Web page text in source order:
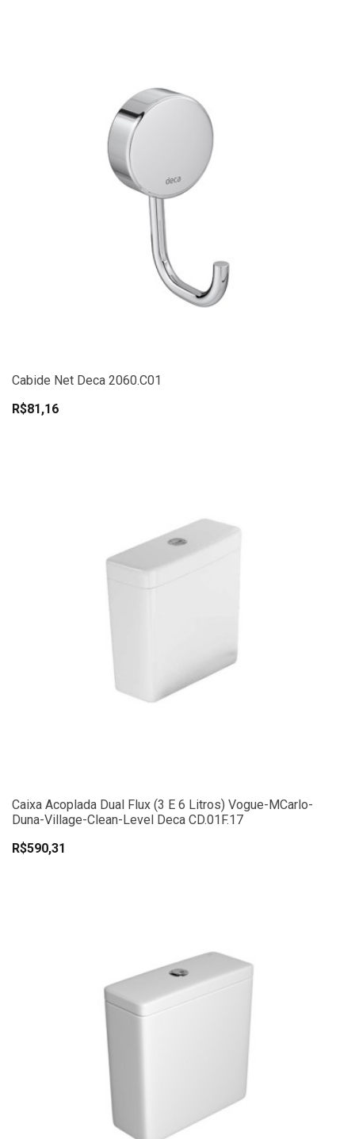
Cabide Net Deca 2060.C01
R$81,16
Caixa Acoplada Dual Flux (3 E 6 Litros) Vogue-MCarlo-
Duna-Village-Clean-Level Deca CD.01F.17
R$590,31